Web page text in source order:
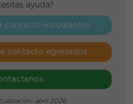
ayuda?
contacto estudiantes
contacto egresados
abril 2026